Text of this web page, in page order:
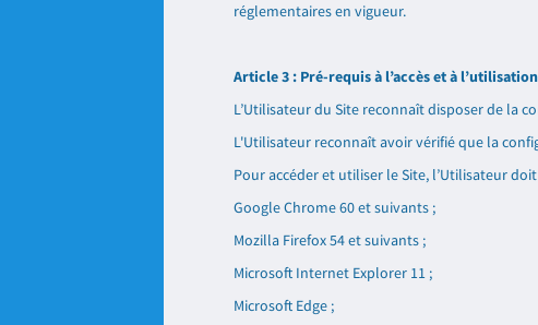
réglementaires en vigueur.
Article 3 : Pré-requis à l’accès et à
L’Utilisateur du Site reconnaît disposer de la
L'Utilisateur reconnaît avoir vérifié que la
Pour accéder et utiliser le Site, l’Utilisateur
Google Chrome 60 et suivants ;
Mozilla Firefox 54 et suivants ;
Microsoft Internet Explorer 11 ;
Microsoft Edge ;